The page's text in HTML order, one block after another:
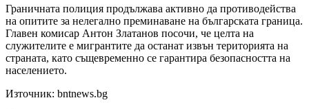
Граничната полиция продължава активно да противодейства
на опитите за нелегално преминаване на българската граница.
Главен комисар Антон Златанов посочи, че целта на
служителите е мигрантите да останат извън територията на
страната, като същевременно се гарантира безопасността на
населението.
Източник: bntnews.bg